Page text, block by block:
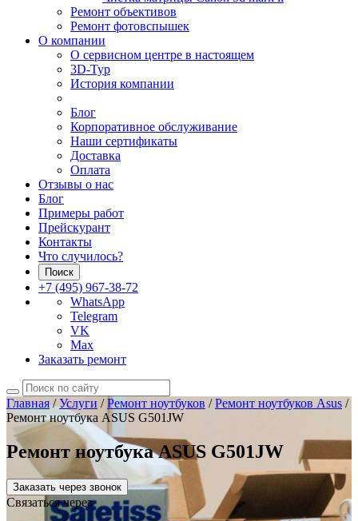
Ремонт объективов
Ремонт фотовспышек
О компании
О сервисном центре в настоящем
3D-Тур
История компании
Блог
Корпоративное обслуживание
Наши сертификаты
Доставка
Оплата
Отзывы о нас
Блог
Примеры работ
Прейскурант
Контакты
Что случилось?
Поиск
+7 (495) 967-38-72
WhatsApp
Telegram
VK
Max
Заказать ремонт
Главная/Услуги /Ремонт ноутбуков /Ремонт ноутбуков Asus /
Ремонт ноутбука ASUS G501JW
Ремонт ноутбука ASUS G501JW
Заказать через звонок
Связаться через